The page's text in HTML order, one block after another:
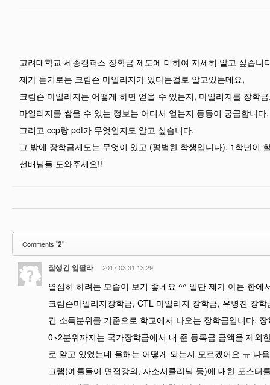
고려대학교 세종캠퍼스 장학금 제도에 대하여 자세히 알고 싶습니
제가 듣기로는 크림슨 마일리지가 있다는걸로 알고있는데요,
크림슨 마일리지는 어떻게 하면 얻을 수 있는지, 마일리지를 장학
마일리지를 쌓을 수 있는 정보는 어디서 얻는지 등등이 궁금합니다.
그리고 ccp랑 pdt가 무엇인지도 알고 싶습니다.
그 밖에 장학금제도는 무엇이 있고 (평범한 학생입니다), 1학년이
선배님들 도와주세요!!
Comments '2'
잘생긴 임팔라 2017.03.31 13:29
열심히 하려는 모습이 보기 좋네요 ^^ 일단 제가 아는 한
크림슨마일리지장학금, CTL 마일리지 장학금, 유병진 장
긴 소득분위를 기준으로 학교에서 나오는 장학금입니다.
0~2분위까지는 국가장학금에서 내 준 등록금 금액을 제외
로 알고 있었는데 올해는 어떻게 되는지 모르겠어요 ㅠ 다
그램(예를들어 면접강의, 자소서클리닉 등)에 대한 포스